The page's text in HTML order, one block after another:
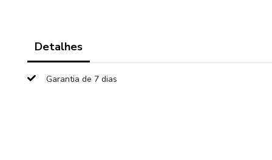
Detalhes
Garantia de 7 dias